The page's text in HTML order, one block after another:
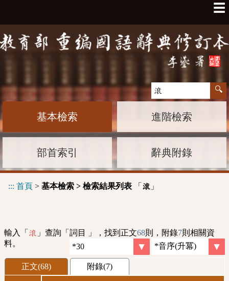
☰
基本檢索 進階檢索
部首索引 辭典附錄
::: 首頁 > 基本檢索 > 檢索結果列表 「 滾 」
輸入「 滾 」查詢「詞目 」，找到正文68則，附錄7則相關資
料。
正文(68) 附錄(7)